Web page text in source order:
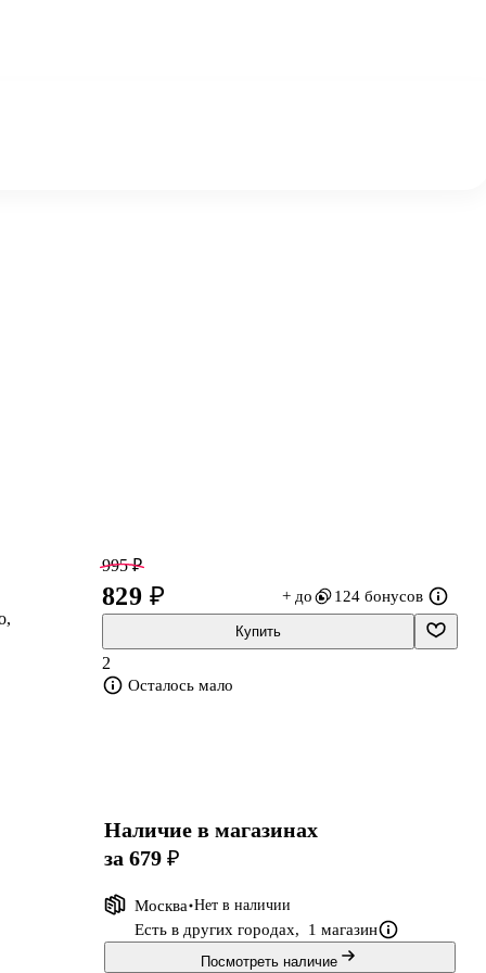
995 ₽
829 ₽ + до 124 бонусов
Купить
2
Осталось мало
Наличие в магазинах
за 679 ₽
Москва Нет в наличии
Есть в других городах, 1 магазин
Посмотреть наличие